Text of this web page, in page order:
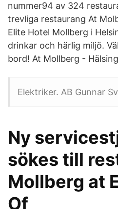
nummer94 av 324
trevliga restaurang At
Elite Hotel Mollberg i
drinkar och härlig miljö.
bord! At Mollberg -
Elektriker. AB Gunnar
Ny
sökes till
Mollberg at
Of